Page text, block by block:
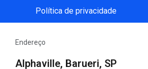
Política de privacidade
Endereço
Alphaville, Barueri, SP